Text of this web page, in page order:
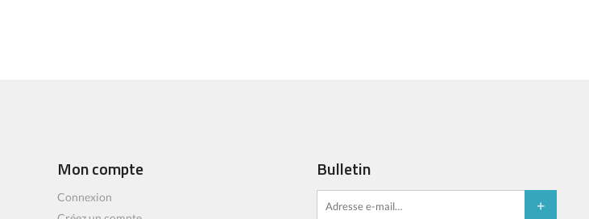
Mon compte
Connexion
Bulletin